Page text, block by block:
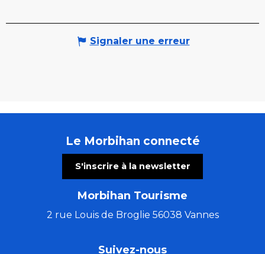
Signaler une erreur
Le Morbihan connecté
S'inscrire à la newsletter
Morbihan Tourisme
2 rue Louis de Broglie 56038 Vannes
Suivez-nous